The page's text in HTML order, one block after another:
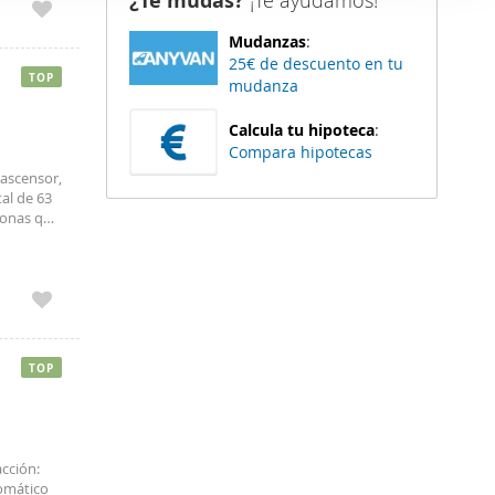
funciones
del
de 63
que
TOP
TOP
Mudanzas:
25€ de descuento en tu
mudanza
Calcula tu hipoteca:
Compara hipotecas